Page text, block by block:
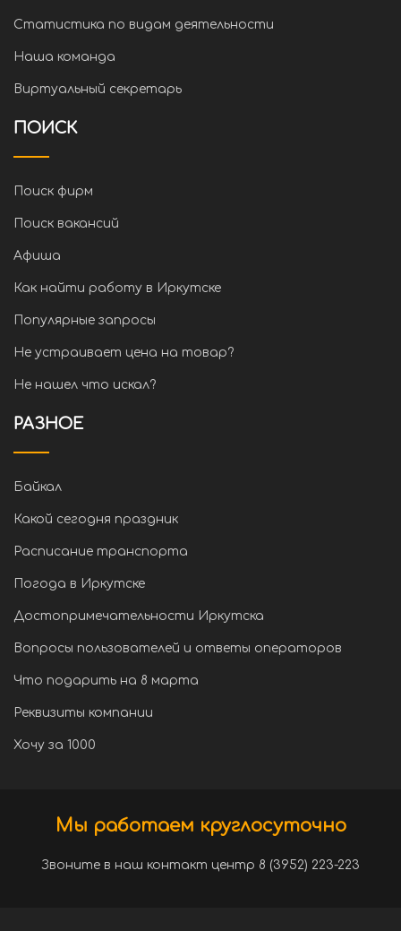
Статистика по видам деятельности
Наша команда
Виртуальный секретарь
ПОИСК
Поиск фирм
Поиск вакансий
Афиша
Как найти работу в Иркутске
Популярные запросы
Не устраивает цена на товар?
Не нашел что искал?
РАЗНОЕ
Байкал
Какой сегодня праздник
Расписание транспорта
Погода в Иркутске
Достопримечательности Иркутска
Вопросы пользователей и ответы операторов
Что подарить на 8 марта
Реквизиты компании
Хочу за 1000
Мы работаем круглосуточно
Звоните в наш контакт центр 8 (3952) 223-223